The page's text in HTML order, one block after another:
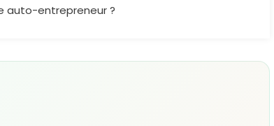
auto-entrepreneur ?